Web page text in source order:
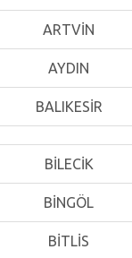
ARTVİN
AYDIN
BALIKESİR
BİLECİK
BİNGÖL
BİTLİS